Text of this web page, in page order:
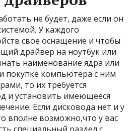
не будет, даже если он
У каждого
свое оснащение и чтобы
драйвер на ноутбук или
наименование ядра или
покупке компьютера с ним
то их требуется
и установить имеющееся
Если дисковода нет и у
вполне возможно,что у вас